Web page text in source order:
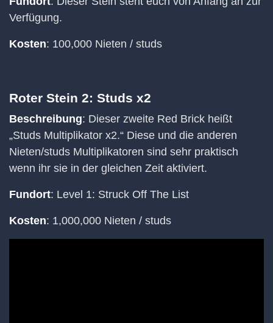
Verfügung.
Kosten: 100,000 Nieten / studs
Roter Stein 2: Studs x2
Beschreibung: Dieser zweite Red Brick heißt
„Studs Multiplikator x2.“ Diese und die anderen
Nieten/studs Multiplikatoren sind sehr praktisch
wenn ihr sie in der gleichen Zeit aktiviert.
Fundort: Level 1: Struck Off The List
Kosten: 1,000,000 Nieten / studs